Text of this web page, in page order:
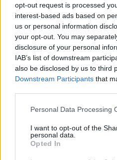
opt-out request is processed
interest-based ads based on
us or personal information
your opt-out. You may
disclosure of your personal
IAB’s list of downstream
also be disclosed by us to third
Downstream Participants that
Personal Data Processing
I want to opt-out of the
personal data.
Opted In
"Při maximální dotaci 400.000
v rozpočtu programu 2500
jsou přitom stále stovky tisíc.
programem NZÚ z minulých
roční rozpočet programu na
uvedla organizace